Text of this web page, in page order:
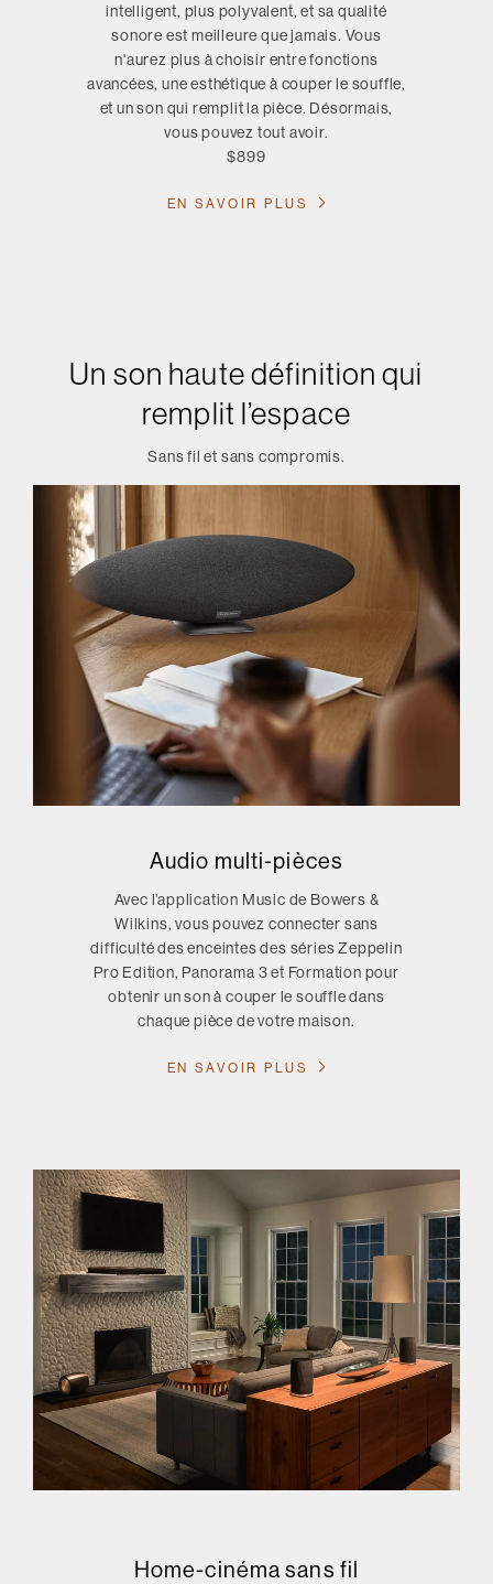
intelligent, plus polyvalent, et sa qualité
sonore est meilleure que jamais. Vous
n'aurez plus à choisir entre fonctions
avancées, une esthétique à couper le souffle,
et un son qui remplit la pièce. Désormais,
vous pouvez tout avoir.
$899
EN SAVOIR PLUS
Un son haute définition qui
remplit l’espace
Sans fil et sans compromis.
Audio multi-pièces
Avec l’application Music de Bowers &
Wilkins, vous pouvez connecter sans
difficulté des enceintes des séries Zeppelin
Pro Edition, Panorama 3 et Formation pour
obtenir un son à couper le souffle dans
chaque pièce de votre maison.
EN SAVOIR PLUS
Home-cinéma sans fil